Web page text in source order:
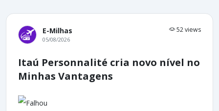
E-Milhas 52 views
05/08/2026
Itaú Personnalité cria novo nível no
Minhas Vantagens